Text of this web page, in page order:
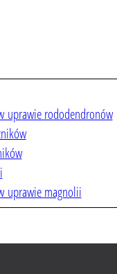
uprawie rododendronów
uprawie magnolii